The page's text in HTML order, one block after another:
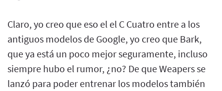
Claro, yo creo que eso el el C Cuatro entre a los
antiguos modelos de Google, yo creo que Bark,
que ya está un poco mejor seguramente, incluso
siempre hubo el rumor, ¿no? De que Weapers se
lanzó para poder entrenar los modelos también